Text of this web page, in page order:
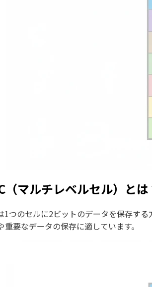
（マルチレベルセル）とは
1つのセルに2ビットのデータを保存す
重要なデータの保存に適しています。​